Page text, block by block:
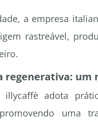
a empresa
rastreável,
regenerativa: um
adota
uma